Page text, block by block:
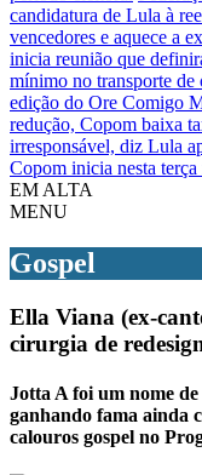
candidatura de Lula à
vencedores e aquece a
inicia reunião que
mínimo no transporte de
edição do Ore Comigo
redução, Copom baixa
irresponsável, diz Lula
Copom inicia nesta
EM ALTA
MENU
Gospel
Ella Viana (ex-
cirurgia de
Jotta A foi um nome
ganhando fama ainda
calouros gospel no